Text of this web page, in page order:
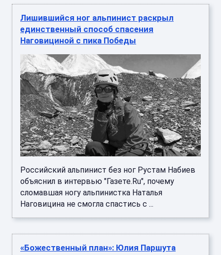
Лишившийся ног альпинист раскрыл
единственный способ спасения
Наговициной с пика Победы
Российский альпинист без ног Рустам Набиев
объяснил в интервью "Газете.Ru", почему
сломавшая ногу альпинистка Наталья
Наговицина не смогла спастись с ...
«Божественный план»: Юлия Паршута